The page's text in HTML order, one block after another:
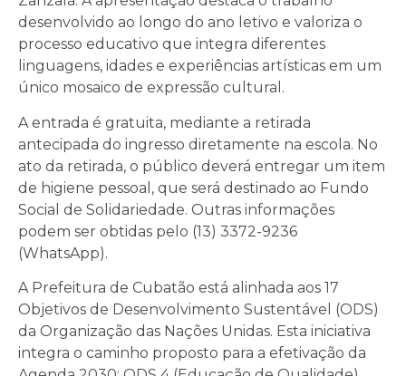
desenvolvido ao longo do ano letivo e valoriza o
processo educativo que integra diferentes
linguagens, idades e experiências artísticas em um
único mosaico de expressão cultural.
A entrada é gratuita, mediante a retirada
antecipada do ingresso diretamente na escola. No
ato da retirada, o público deverá entregar um item
de higiene pessoal, que será destinado ao Fundo
Social de Solidariedade. Outras informações
podem ser obtidas pelo (13) 3372-9236
(WhatsApp).
A Prefeitura de Cubatão está alinhada aos 17
Objetivos de Desenvolvimento Sustentável (ODS)
da Organização das Nações Unidas. Esta iniciativa
integra o caminho proposto para a efetivação da